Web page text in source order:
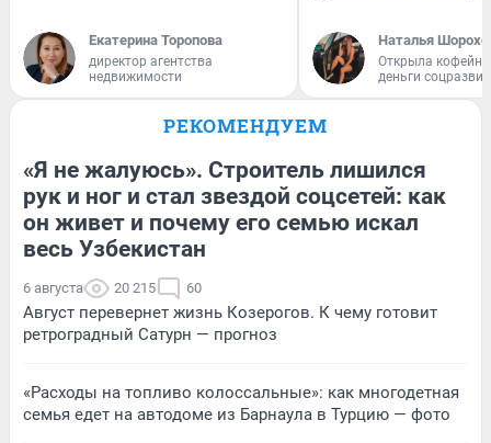
Екатерина Торопова
директор агентства
недвижимости
Наталья
Открыла
деньги
РЕКОМЕНДУЕМ
«Я не жалуюсь». Строитель лишился
рук и ног и стал звездой соцсетей: как
он живет и почему его семью искал
весь Узбекистан
6 августа 20 215 60
Август перевернет жизнь Козерогов. К чему готовит
ретроградный Сатурн — прогноз
«Расходы на топливо колоссальные»: как многодетная
семья едет на автодоме из Барнаула в Турцию — фото